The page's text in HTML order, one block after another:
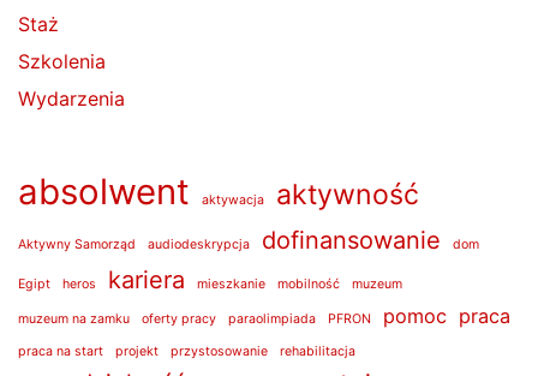
Staż
Szkolenia
Wydarzenia
absolwent aktywacja aktywność
Aktywny Samorząd audiodeskrypcja dofinansowanie dom
Egipt heros kariera mieszkanie mobilność muzeum
muzeum na zamku oferty pracy paraolimpiada PFRON pomoc praca
praca na start projekt przystosowanie rehabilitacja